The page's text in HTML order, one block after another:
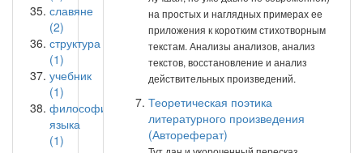
славяне
(2)
структура
(1)
учебник
(1)
философия
языка
(1)
на простых и наглядных примерах ее
приложения к коротким стихотворным
текстам. Анализы анализов, анализ
текстов, восстановление и анализ
действительных произведений.
Теоретическая поэтика
литературного произведения
(Автореферат)